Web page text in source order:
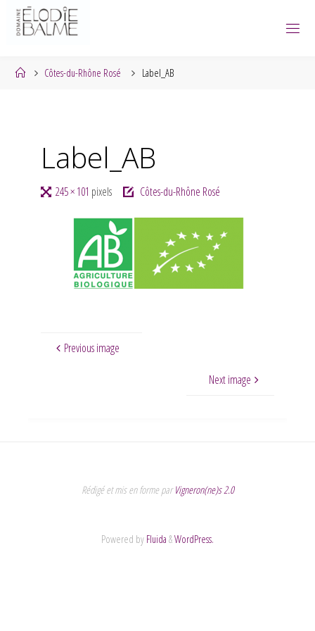
HomeCôtes-du-Rhône Rosé Label_AB
Label_AB
Full 245 × 101 pixels Côtes-du-Rhône Rosé
Previous image
Next image
Rédigé et mis en forme parVigneron(ne)s 2.0
Powered by Fluida &WordPress.